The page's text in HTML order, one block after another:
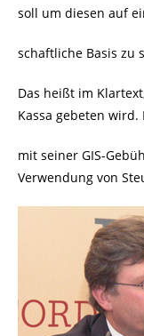
soll um diesen auf
schaftliche Basis zu
Das heißt im
Kassa gebeten wird.
mit seiner GIS-
Verwendung von